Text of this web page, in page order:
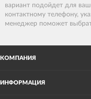
вариант подойдет для
контактному телефону,
менеджер поможет
КОМПАНИЯ
ИНФОРМАЦИЯ